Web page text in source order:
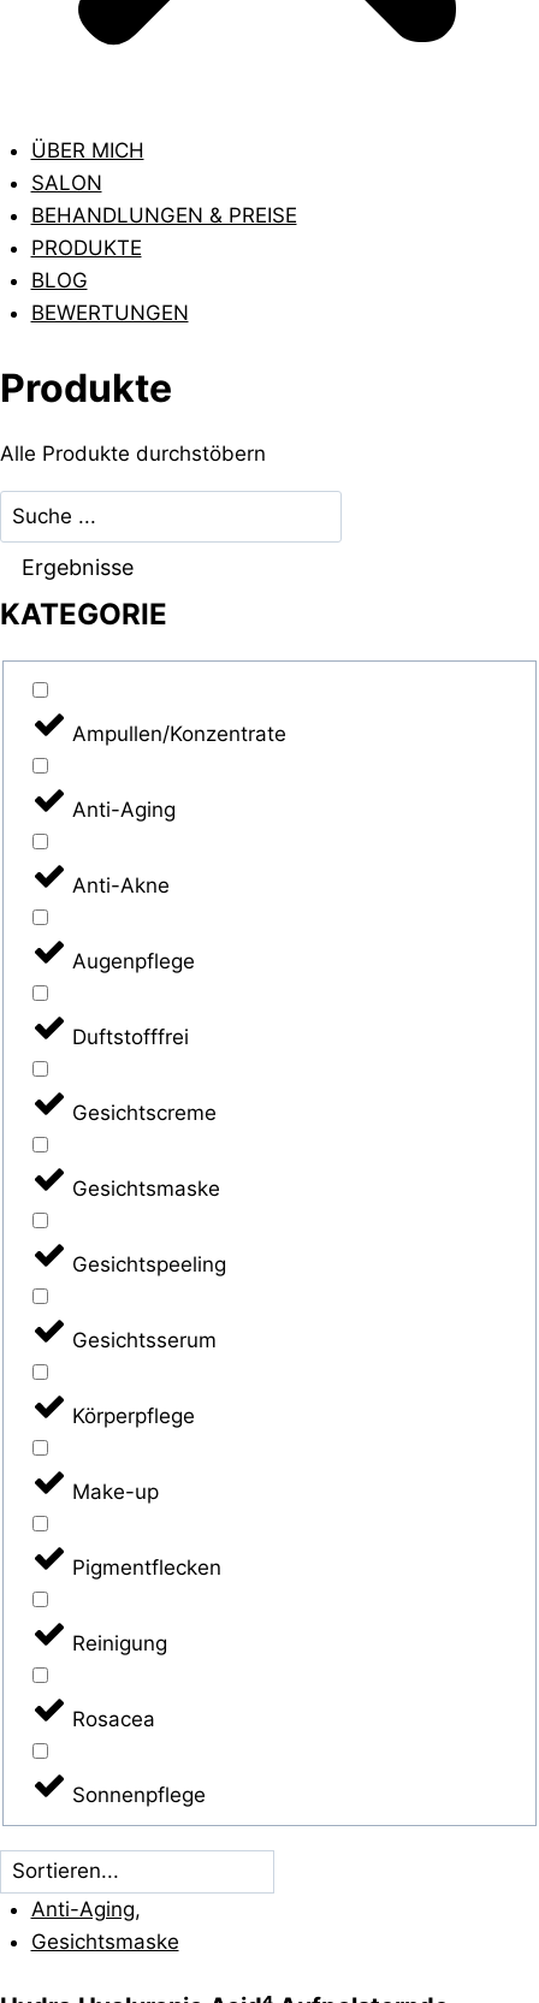
ÜBER MICH
SALON
BEHANDLUNGEN & PREISE
PRODUKTE
BLOG
BEWERTUNGEN
Produkte
Alle Produkte durchstöbern
Search
...
Ergebnisse
KATEGORIE
Ampullen/Konzentrate
Anti-Aging
Anti-Akne
Augenpflege
Duftstofffrei
Gesichtscreme
Gesichtsmaske
Gesichtspeeling
Gesichtsserum
Körperpflege
Make-up
Pigmentflecken
Reinigung
Rosacea
Sonnenpflege
Anti-Aging,
Gesichtsmaske